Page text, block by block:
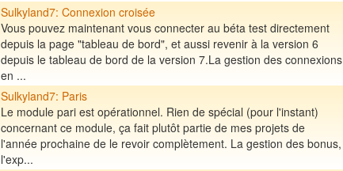
Sulkyland7: Connexion croisée
Vous pouvez maintenant vous connecter au béta test directement
depuis la page "tableau de bord", et aussi revenir à la version 6
depuis le tableau de bord de la version 7.La gestion des connexions
en ...
Sulkyland7: Paris
Le module pari est opérationnel. Rien de spécial (pour l'instant)
concernant ce module, ça fait plutôt partie de mes projets de
l'année prochaine de le revoir complètement. La gestion des bonus,
l'exp...